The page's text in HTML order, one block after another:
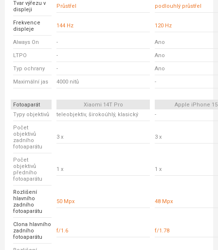
Tvar výřezu v
displeji
Průstřel podlouhlý průstřel
Frekvence
displeje
144 Hz 120 Hz
Always On - Ano
LTPO - Ano
Typ ochrany - Ano
Maximální jas 4000 nitů -
Fotoaparát Xiaomi 14T Pro
Apple iPhone
Typy objektivů
teleobjektiv, širokoúhlý, klasický -
Počet
objektivů
zadního
fotoaparátu
3 x 3 x
Počet
objektivů
předního
fotoaparátu
1 x 1 x
Rozlišení
hlavního
zadního
fotoaparátu
50 Mpx 48 Mpx
Clona hlavního
zadního
fotoaparátu
f/1.6 f/1.78